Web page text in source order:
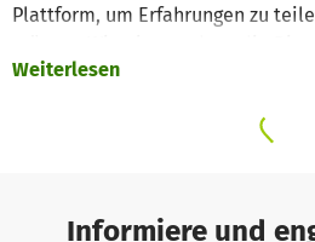
Plattform, um Erfahrungen zu
überfordernd sein kann und man
verstanden fühlt. Dabei setzen
Weiterlesen
Informiere und